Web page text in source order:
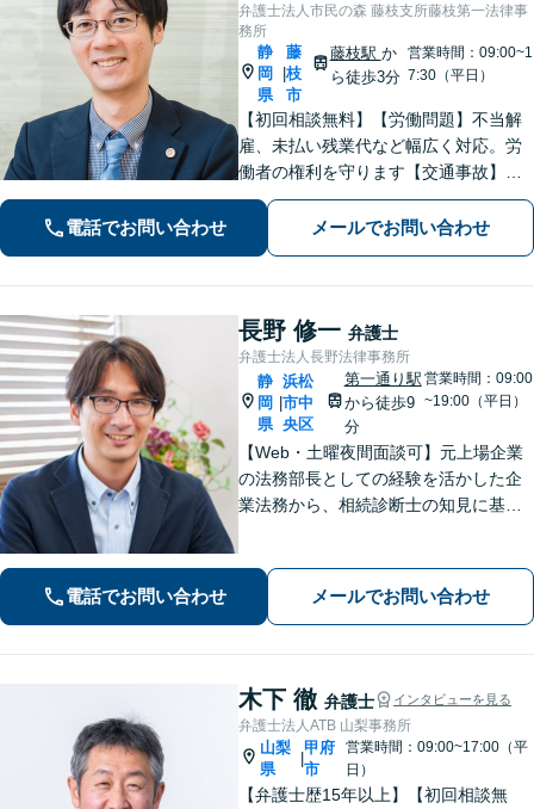
弁護士法人市民の森 藤枝支所藤枝第一法律事
務所
静
岡
県
藤
枝
市
藤枝駅 か
ら徒歩3分
営業時間：09:00~1
7:30（平日）
【初回相談無料】【労働問題】不当解
雇、未払い残業代など幅広く対応。労
働者の権利を守ります【交通事故】保
険会社との交渉もお任せ。事故後の不
安な気持ちに寄り添う丁寧な対応【男
女問題】シングルマザーの法律相談は
電話でお問い合わせ メールでお問い合わせ
長野 修一 弁護士
弁護士法人長野法律事務所
静
岡
県
浜松
市中
央区
第一通り駅
から徒歩9
分
営業時間：09:00
~19:00（平日）
【Web・土曜夜間面談可】元上場企業
の法務部長としての経験を活かした企
業法務から、相続診断士の知見に基づ
す。お悩みの問題をスッキリ整理して
最前の策を一緒に考えましょう【新浜
電話でお問い合わせ メールでお問い合わせ
木下 徹 弁護士 インタビューを見る
弁護士法人ATB 山梨事務所
山梨
県
|
甲府
市
営業時間：09:00~17:00（平
日）
【弁護士歴15年以上】【初回相談無